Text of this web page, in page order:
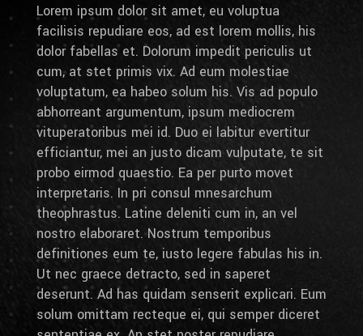
Lorem ipsum dolor sit amet, eu voluptua
facilisis repudiare eos, ad est lorem mollis, his
dolor fabellas et. Dolorum impedit periculis ut
cum, at stet primis vix. Ad eum molestiae
voluptatum, ea habeo solum his. Vis ad populo
abhorreant argumentum, ipsum mediocrem
vituperatoribus mei id. Duo ei labitur evertitur
efficiantur, mei an justo dicam vulputate, te sit
probo eirmod quaestio. Ea per purto movet
interpretaris. In pri consul mnesarchum
theophrastus. Latine deleniti cum in, an vel
nostro elaboraret. Nostrum temporibus
definitiones eum te, iusto legere fabulas his in.
Ut nec graece detracto, sed in saperet
deserunt. Ad has quidam senserit explicari. Eum
solum omittam recteque ei, qui semper diceret